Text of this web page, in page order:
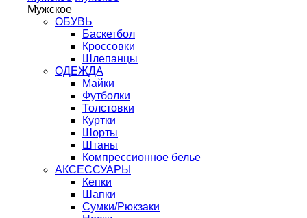
Мужское
ОБУВЬ
Баскетбол
Кроссовки
Шлепанцы
ОДЕЖДА
Майки
Футболки
Толстовки
Куртки
Шорты
Штаны
Компрессионное белье
АКСЕССУАРЫ
Кепки
Шапки
Сумки/Рюкзаки